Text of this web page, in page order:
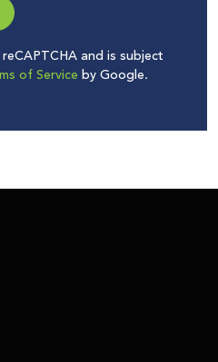
and is subject
of Service by Google.